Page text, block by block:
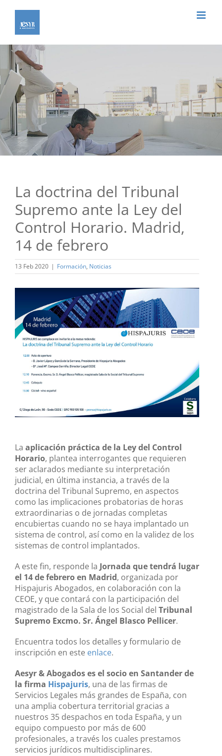
contenido
La doctrina del Tribunal
Supremo ante la Ley del
Control Horario. Madrid,
14 de febrero
13 Feb 2020 | Formación, Noticias
más
grande
La aplicación práctica de la Ley del Control
Horario, plantea interrogantes que requieren
ser aclarados mediante su interpretación
judicial, en última instancia, a través de la
doctrina del Tribunal Supremo, en aspectos
como las implicaciones probatorias de horas
extraordinarias o de jornadas completas
encubiertas cuando no se haya implantado un
sistema de control, así como en la validez de los
sistemas de control implantados.
A este fin, responde la Jornada que tendrá lugar
el 14 de febrero en Madrid, organizada por
Hispajuris Abogados, en colaboración con la
CEOE, y que contará con la participación del
magistrado de la Sala de los Social del Tribunal
Supremo Excmo. Sr. Ángel Blasco Pellicer.
Encuentra todos los detalles y formulario de
inscripción en este enlace.
Aesyr & Abogados es el socio en Santander de
la firma Hispajuris, una de las firmas de
Servicios Legales más grandes de España, con
una amplia cobertura territorial gracias a
nuestros 35 despachos en toda España, y un
equipo compuesto por más de 600
profesionales, a través los cuales prestamos
servicios jurídicos multidisciplinares.